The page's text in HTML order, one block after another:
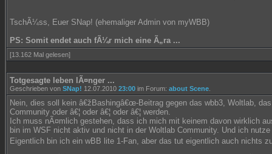
TschÃ¼ss, Euer SNap! (ehemaliger Admin von myWBB)
PS: Somit endet auch fÃ¼r mich eine Ã„ra ...
[13.162 Mal gelesen]
Totgesagte leben lÃ¤nger ...
Geschrieben von SNap! 12.07.2010 23:00 im Forum: about Scene
Nein, dies soll kein â€žBashingâ€œ-Beitrag gegen das wbb3, Woltlab,
Community oder â€¦ oder â€¦ oder â€¦ werden.
Ich muss nÃ¤mlich gestehen, dass ich mich mit keinem davon wirklich
bin im WSF nicht aktiv und nicht in der Woltlab Community. Und ich
Eigentlich bin ich ein wBB lite 1-Fan, aber das tut eigentlich auch nichts